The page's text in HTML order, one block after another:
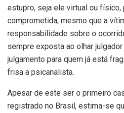
estupro, seja ele virtual ou
comprometida, mesmo que a
responsabilidade sobre o
sempre exposta ao olhar
julgamento para quem já está
frisa a psicanalista.
Apesar de este ser o primeiro
registrado no Brasil, estima-se